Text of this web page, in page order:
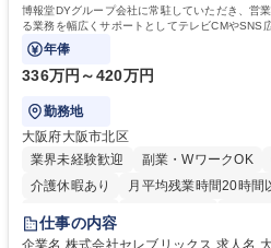
博報堂DYグループ会社に常駐していただき、営
る業務を幅広くサポートとしてテレビCMやSNS
アシスタントとしての業務をお任せします。
年俸
336万円～420万円
勤務地
大阪府大阪市北区
業界未経験歓迎
副業・WワークOK
介護休暇あり
月平均残業時間20時間
未経験者歓迎
完全週休2日制
交通費支給 駅近5
仕事の内容
企業名 株式会社セレブリックス 求人名 大阪|博報堂DYグループ【CM・S